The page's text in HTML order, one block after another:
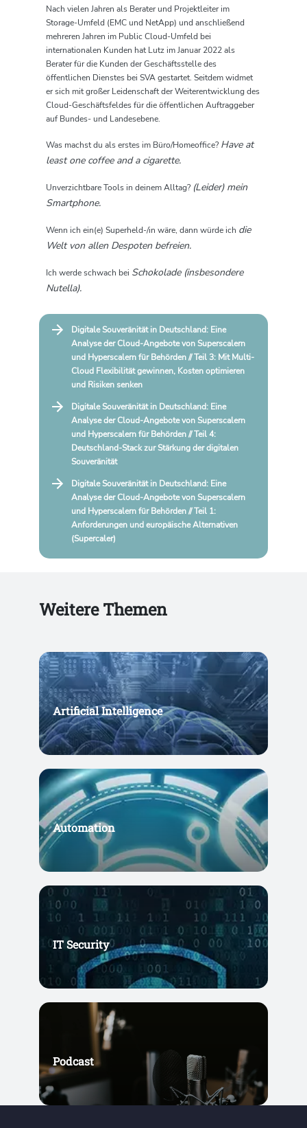
Nach vielen Jahren als Berater und Projektleiter im
Storage-Umfeld (EMC und NetApp) und anschließend
mehreren Jahren im Public Cloud-Umfeld bei
internationalen Kunden hat Lutz im Januar 2022 als
Berater für die Kunden der Geschäftsstelle des
öffentlichen Dienstes bei SVA gestartet. Seitdem widmet
er sich mit großer Leidenschaft der Weiterentwicklung des
Cloud-Geschäftsfeldes für die öffentlichen Auftraggeber
auf Bundes- und Landesebene.
Was machst du als erstes im Büro/Homeoffice? Have at
least one coffee and a cigarette.
Unverzichtbare Tools in deinem Alltag? (Leider) mein
Smartphone.
Wenn ich ein(e) Superheld-/in wäre, dann würde ich die
Welt von allen Despoten befreien.
Ich werde schwach bei Schokolade (insbesondere
Nutella).
Digitale Souveränität in Deutschland: Eine
Analyse der Cloud-Angebote von Superscalern
und Hyperscalern für Behörden // Teil 3: Mit Multi-
Cloud Flexibilität gewinnen, Kosten optimieren
und Risiken senken
Digitale Souveränität in Deutschland: Eine
Analyse der Cloud-Angebote von Superscalern
und Hyperscalern für Behörden // Teil 4:
Deutschland-Stack zur Stärkung der digitalen
Souveränität
Digitale Souveränität in Deutschland: Eine
Analyse der Cloud-Angebote von Superscalern
und Hyperscalern für Behörden // Teil 1:
Anforderungen und europäische Alternativen
(Supercaler)
Weitere Themen
Artificial Intelligence
Automation
IT Security
Podcast